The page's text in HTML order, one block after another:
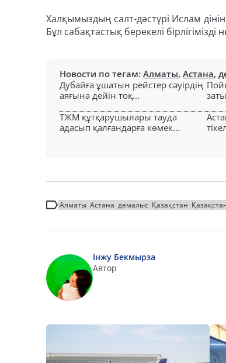
Халқымыздың салт-дәстүрі Ислам
Бұл сабақтастық берекелі
Новости по тегам: Алматы, Астана,
Дубайға ұшатын рейстер сәуірдің
аяғына дейін тоқ...
ТЖМ құтқарушылары тауда
адасып қалғандарға көмек...
Алматы Астана демалыс Қазақстан
Інжу Бекмырза
Автор